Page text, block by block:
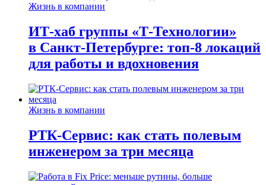
Жизнь в компании
ИТ-хаб группы «Т-Технологии»
в Санкт-Петербурге: топ-8 локаций
для работы и вдохновения
Жизнь в компании
РТК-Сервис: как стать полевым
инженером за три месяца